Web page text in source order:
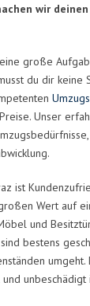
wir
große
du dir keine
Unser
ist
Wert auf
und
bestens
umgeht.